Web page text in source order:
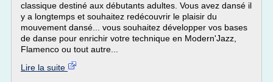
classique destiné aux débutants adultes. Vous avez dansé il
y a longtemps et souhaitez redécouvrir le plaisir du
mouvement dansé... vous souhaitez développer vos bases
de danse pour enrichir votre technique en Modern'Jazz,
Flamenco ou tout autre...
Lire la suite